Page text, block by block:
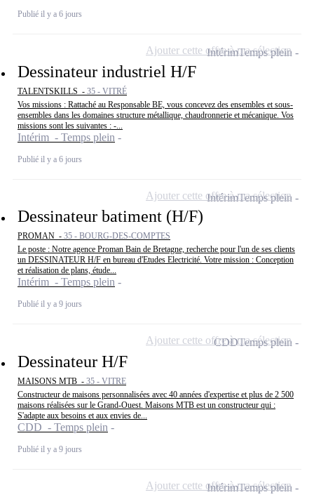
Publié il y a 6 jours
Dessinateur industriel H/F
TALENTSKILLS - 35 - VITRÉ
Vos missions : Rattaché au Responsable BE, vous concevez des ensembles et sous-
ensembles dans les domaines structure métallique, chaudronnerie et mécanique. Vos
missions sont les suivantes : -...
Intérim - Temps plein
Publié il y a 6 jours
IntérimTemps plein
Ajouter cette offre à ma sélection
Dessinateur batiment (H/F)
PROMAN - 35 - BOURG-DES-COMPTES
Le poste : Notre agence Proman Bain de Bretagne, recherche pour l'un de ses clients
un DESSINATEUR H/F en bureau d'Etudes Electricité. Votre mission : Conception
et réalisation de plans, étude...
Intérim - Temps plein
Publié il y a 9 jours
IntérimTemps plein
Ajouter cette offre à ma sélection
Dessinateur H/F
MAISONS MTB - 35 - VITRE
Constructeur de maisons personnalisées avec 40 années d'expertise et plus de 2 500
maisons réalisées sur le Grand-Ouest. Maisons MTB est un constructeur qui :
S'adapte aux besoins et aux envies de...
CDD - Temps plein
Publié il y a 9 jours
CDDTemps plein
Ajouter cette offre à ma sélection
IntérimTemps plein
Ajouter cette offre à ma sélection